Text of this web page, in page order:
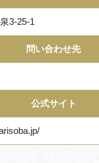
3-25-1
問い合わせ先
公式サイト